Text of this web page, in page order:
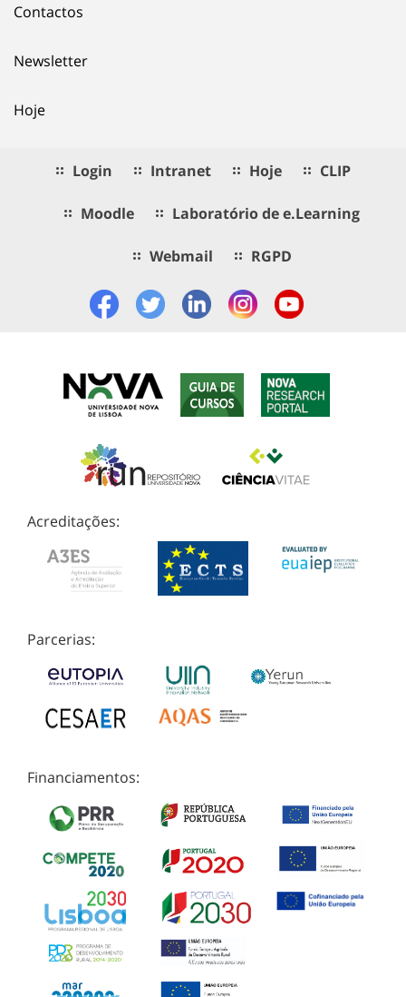
Contactos
Newsletter
Hoje
Login Intranet Hoje CLIP
Moodle Laboratório de e.Learning
Webmail RGPD
Acreditações:
Parcerias:
Financiamentos: